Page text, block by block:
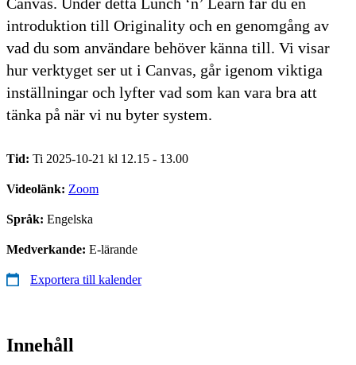
introduktion till Originality och en genomgång av
vad du som användare behöver känna till. Vi visar
hur verktyget ser ut i Canvas, går igenom viktiga
inställningar och lyfter vad som kan vara bra att
tänka på när vi nu byter system.
Tid: Ti 2025-10-21 kl 12.15 - 13.00
Videolänk: Zoom
Språk: Engelska
Medverkande: E-lärande
Exportera till kalender
Innehåll